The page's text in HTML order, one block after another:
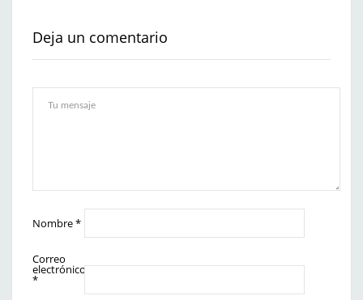
Deja un comentario
Nombre*
Correo
electrónico
*